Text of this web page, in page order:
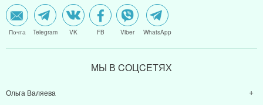
Почта Telegram VK FB Viber WhatsApp
МЫ В CОЦCЕТЯХ
Ольга Валяева